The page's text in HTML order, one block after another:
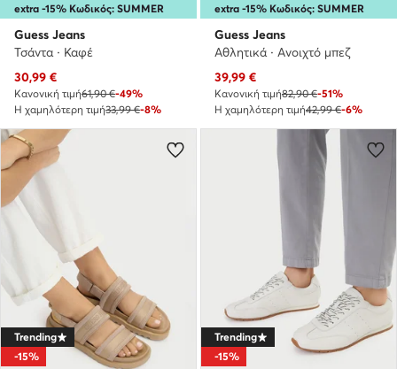
extra -15% Κωδικός: SUMMER
Guess Jeans
Τσάντα · Καφέ
Τρέχουσα τιμή
30,99 €
Κανονική τιμή61,90 €-49%
Η χαμηλότερη τιμή33,99 €-8%
extra -15% Κωδικός: SUMMER
Guess Jeans
Αθλητικά · Ανοιχτό μπεζ
Τρέχουσα τιμή
39,99 €
Κανονική τιμή82,90 €-51%
Η χαμηλότερη τιμή42,99 €-6%
Trending
-15%
Trending
-15%